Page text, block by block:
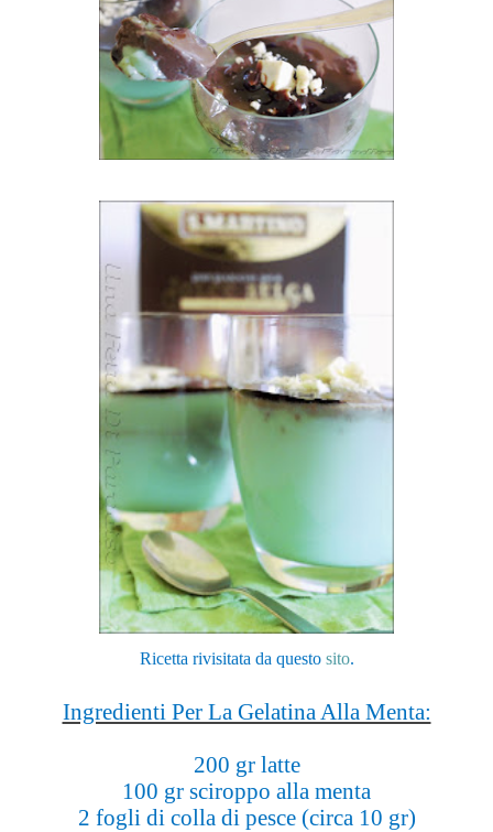
Ricetta rivisitata da questo sito.
Ingredienti Per La Gelatina Alla Menta:
200 gr latte
100 gr sciroppo alla menta
2 fogli di colla di pesce (circa 10 gr)